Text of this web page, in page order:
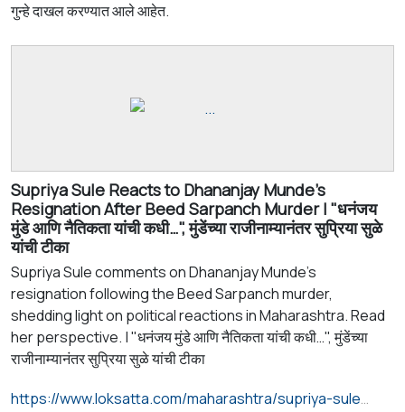
गुन्हे दाखल करण्यात आले आहेत.
Supriya Sule Reacts to Dhananjay Munde's
Resignation After Beed Sarpanch Murder | "धनंजय
मुंडे आणि नैतिकता यांची कधी…", मुंडेंच्या राजीनाम्यानंतर सुप्रिया सुळे
यांची टीका
Supriya Sule comments on Dhananjay Munde's
resignation following the Beed Sarpanch murder,
shedding light on political reactions in Maharashtra. Read
her perspective. | "धनंजय मुंडे आणि नैतिकता यांची कधी…", मुंडेंच्या
राजीनाम्यानंतर सुप्रिया सुळे यांची टीका
https://www.loksatta.com/maharashtra/supriya-sule-reaction-dhananjay-munde-resignation-walmik-karad-aam-93-4928607/